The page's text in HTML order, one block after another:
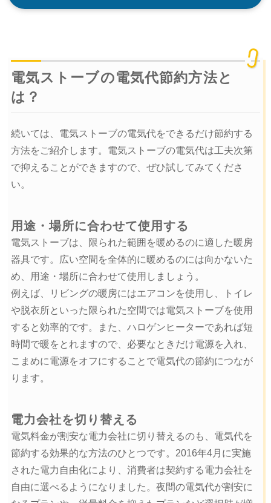
電気ストーブの電気代節約方法と
は？
続いては、電気ストーブの電気代をできるだけ節約する
方法をご紹介します。電気ストーブの電気代は工夫次第
で抑えることができますので、ぜひ試してみてくださ
い。
用途・場所に合わせて使用する
電気ストーブは、限られた範囲を暖めるのに適した暖房
器具です。広い空間を全体的に暖めるのには向かないた
め、用途・場所に合わせて使用しましょう。
例えば、リビングの暖房にはエアコンを使用し、トイレ
や脱衣所といった限られた空間では電気ストーブを使用
すると効率的です。また、ハロゲンヒーターであれば短
時間で暖をとれますので、必要なときだけ電源を入れ、
こまめに電源をオフにすることで電気代の節約につなが
ります。
電力会社を切り替える
電気料金が割安な電力会社に切り替えるのも、電気代を
節約する効果的な方法のひとつです。2016年4月に実施
された電力自由化により、消費者は契約する電力会社を
自由に選べるようになりました。夜間の電気代が割安に